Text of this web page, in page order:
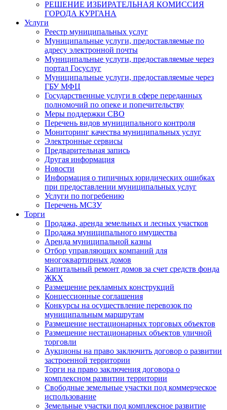
РЕШЕНИЕ ИЗБИРАТЕЛЬНАЯ КОМИССИЯ
ГОРОДА КУРГАНА
Услуги
Реестр муниципальных услуг
Муниципальные услуги, предоставляемые по
адресу электронной почты
Муниципальные услуги, предоставляемые через
портал Госуслуг
Муниципальные услуги, предоставляемые через
ГБУ МФЦ
Государственные услуги в сфере переданных
полномочий по опеке и попечительству
Меры поддержки СВО
Перечень видов муниципального контроля
Мониторинг качества муниципальных услуг
Электронные сервисы
Предварительная запись
Другая информация
Новости
Информация о типичных юридических ошибках
при предоставлении муниципальных услуг
Услуги по погребению
Перечень МСЗУ
Торги
Продажа, аренда земельных и лесных участков
Продажа муниципального имущества
Аренда муниципальной казны
Отбор управляющих компаний для
многоквартирных домов
Капитальный ремонт домов за счет средств фонда
ЖКХ
Размещение рекламных конструкций
Концессионные соглашения
Конкурсы на осуществление перевозок по
муниципальным маршрутам
Размещение нестационарных торговых объектов
Размещение нестационарных объектов уличной
торговли
Аукционы на право заключить договор о развитии
застроенной территории
Торги на право заключения договора о
комплексном развитии территории
Свободные земельные участки под коммерческое
использование
Земельные участки под комплексное развитие